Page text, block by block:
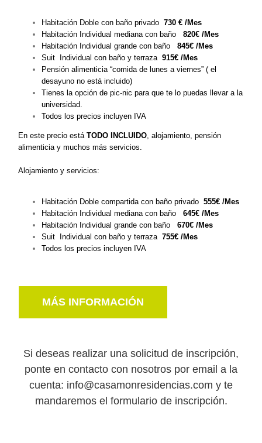
Habitación Doble con baño privado 730 € /Mes
Habitación Individual mediana con baño
820€ /Mes
Habitación Individual grande con baño
845€ /Mes
Suit Individual con baño y terraza 915€ /Mes
Pensión alimenticia “comida de lunes a viernes” ( el
desayuno no está incluido)
Tienes la opción de pic-nic para que te lo puedas llevar a la
universidad.
Todos los precios incluyen IVA
En este precio está TODO INCLUIDO, alojamiento, pensión
alimenticia y muchos más servicios.
Alojamiento y servicios:
Habitación Doble compartida con baño privado 555€ /Mes
Habitación Individual mediana con baño
645€ /Mes
Habitación Individual grande con baño
670€ /Mes
Suit Individual con baño y terraza 755€ /Mes
Todos los precios incluyen IVA
MÁS INFORMACIÓN
Si deseas realizar una solicitud de inscripción,
ponte en contacto con nosotros por email a la
cuenta: info@casamonresidencias.com y te
mandaremos el formulario de inscripción.